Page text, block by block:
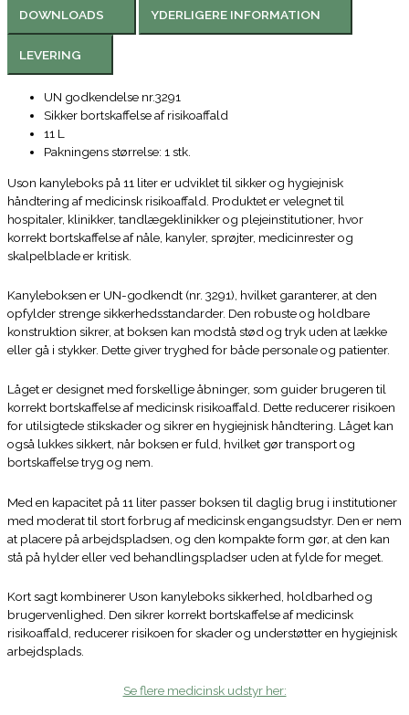
DOWNLOADS YDERLIGERE INFORMATION
LEVERING
UN godkendelse nr.3291
Sikker bortskaffelse af risikoaffald
11 L
Pakningens størrelse: 1 stk.
Uson kanyleboks på 11 liter er udviklet til sikker og hygiejnisk
håndtering af medicinsk risikoaffald. Produktet er velegnet til
hospitaler, klinikker, tandlægeklinikker og plejeinstitutioner, hvor
korrekt bortskaffelse af nåle, kanyler, sprøjter, medicinrester og
skalpelblade er kritisk.
Kanyleboksen er UN-godkendt (nr. 3291), hvilket garanterer, at den
opfylder strenge sikkerhedsstandarder. Den robuste og holdbare
konstruktion sikrer, at boksen kan modstå stød og tryk uden at lække
eller gå i stykker. Dette giver tryghed for både personale og patienter.
Låget er designet med forskellige åbninger, som guider brugeren til
korrekt bortskaffelse af medicinsk risikoaffald. Dette reducerer risikoen
for utilsigtede stikskader og sikrer en hygiejnisk håndtering. Låget kan
også lukkes sikkert, når boksen er fuld, hvilket gør transport og
bortskaffelse tryg og nem.
Med en kapacitet på 11 liter passer boksen til daglig brug i institutioner
med moderat til stort forbrug af medicinsk engangsudstyr. Den er nem
at placere på arbejdspladsen, og den kompakte form gør, at den kan
stå på hylder eller ved behandlingspladser uden at fylde for meget.
Kort sagt kombinerer Uson kanyleboks sikkerhed, holdbarhed og
brugervenlighed. Den sikrer korrekt bortskaffelse af medicinsk
risikoaffald, reducerer risikoen for skader og understøtter en hygiejnisk
arbejdsplads.
Se flere medicinsk udstyr her: